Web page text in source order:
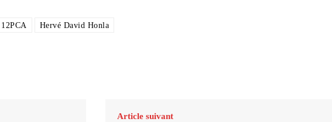
12PCA Hervé David Honla
Article suivant